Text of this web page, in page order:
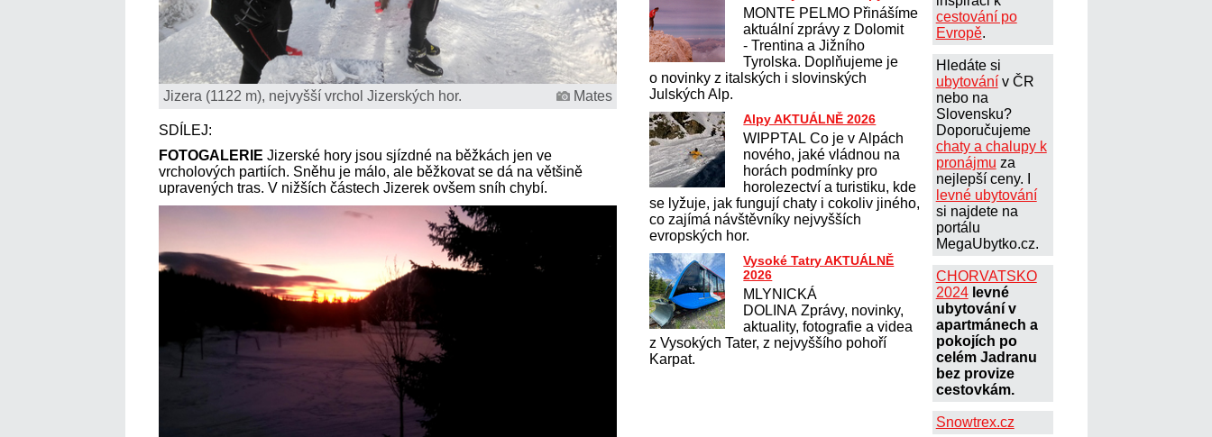
Jizera (1122 m), nejvyšší vrchol Jizerských hor. Mates
SDÍLEJ:
FOTOGALERIE Jizerské hory jsou sjízdné na běžkách jen ve
vrcholových partiích. Sněhu je málo, ale běžkovat se dá na většině
upravených tras. V nižších částech Jizerek ovšem sníh chybí.
cestování po
Evropě.
Hledáte si
ubytovánív ČR
nebo na
Slovensku?
Doporučujeme
chaty a chalupy k
pronájmu za
nejlepší ceny. I
levné ubytování
si najdete na
portálu
MegaUbytko.cz.
CHORVATSKO
2024 levné
ubytování v
apartmánech a
pokojích po
celém Jadranu
bez provize
cestovkám.
Snowtrex.cz
MONTE PELMO Přinášíme
aktuální zprávy z Dolomit
- Trentina a Jižního
Tyrolska. Doplňujeme je
o novinky z italských i slovinských
Julských Alp.
Alpy AKTUÁLNĚ 2026
WIPPTAL Co je v Alpách
nového, jaké vládnou na
horách podmínky pro
horolezectví a turistiku, kde
se lyžuje, jak fungují chaty i cokoliv jiného,
co zajímá návštěvníky nejvyšších
evropských hor.
Vysoké Tatry AKTUÁLNĚ
2026
MLYNICKÁ
DOLINA Zprávy, novinky,
aktuality, fotografie a videa
z Vysokých Tater, z nejvyššího pohoří
Karpat.